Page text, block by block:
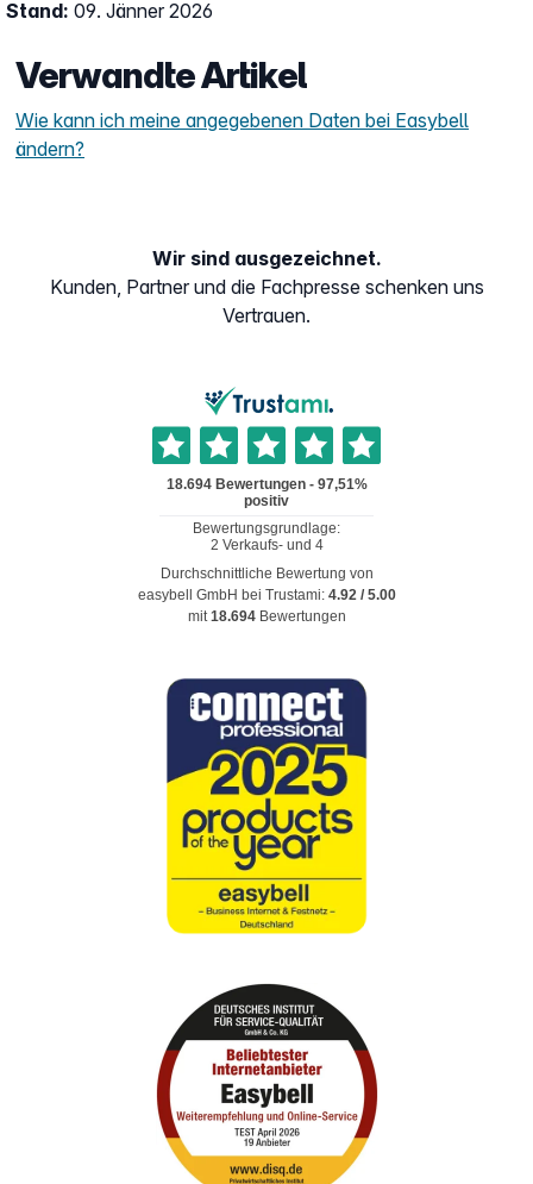
Stand: 09. Jänner 2026
Verwandte Artikel
Wie kann ich meine angegebenen Daten bei Easybell
ändern?
Wir sind ausgezeichnet.
Kunden, Partner und die Fachpresse schenken uns
Vertrauen.
Durchschnittliche Bewertung von
easybell GmbH bei Trustami: 4.92/ 5.00
mit18.694 Bewertungen